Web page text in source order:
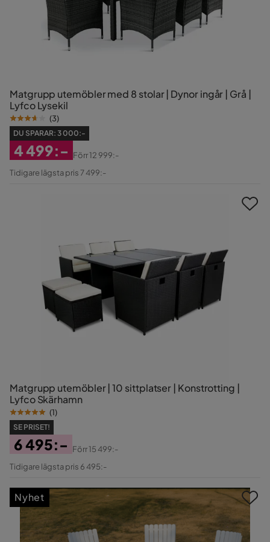
Matgrupp utemöbler med 8 stolar | Dynor ingår | Grå |
Lyfco Lysekil
(3)
DU SPARAR: 3 000:-
Rabatterat
4 499:-
Original
Förr12 999:-
Tidigare lägsta pris 7 499:-
Matgrupp utemöbler | 10 sittplatser | Konstrotting |
Lyfco Skärhamn
(1)
SE PRISET!
Pris
6 495:-
Original
Förr15 499:-
Tidigare lägsta pris 6 495:-
Nyhet